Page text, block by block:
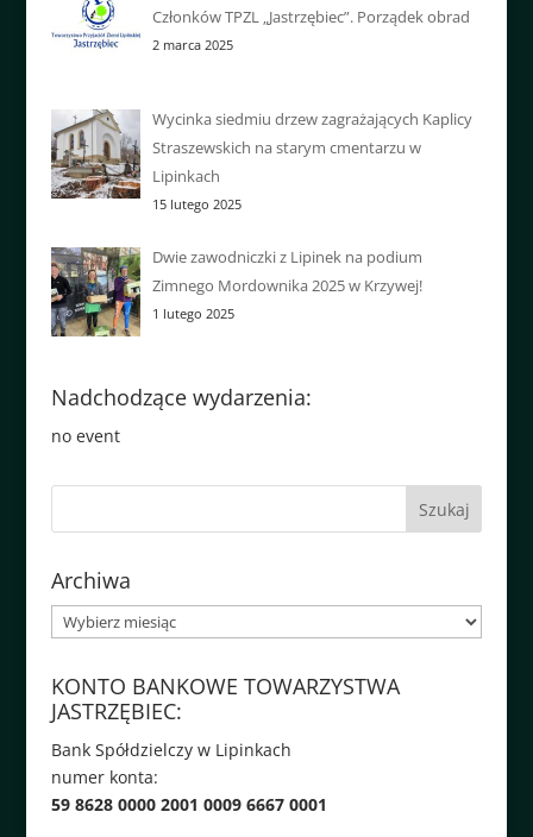
Członków TPZL „Jastrzębiec”. Porządek obrad
2 marca 2025
Wycinka siedmiu drzew zagrażających Kaplicy
Straszewskich na starym cmentarzu w
Lipinkach
15 lutego 2025
Dwie zawodniczki z Lipinek na podium
Zimnego Mordownika 2025 w Krzywej!
1 lutego 2025
Nadchodzące wydarzenia:
no event
Archiwa
Archiwa
KONTO BANKOWE TOWARZYSTWA
JASTRZĘBIEC:
Bank Spółdzielczy w Lipinkach
numer konta:
59 8628 0000 2001 0009 6667 0001